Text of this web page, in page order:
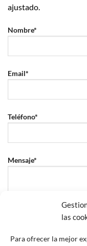
las
Para ofrecer la mejor
ajustado.
Nombre*
Email*
Teléfono*
Mensaje*